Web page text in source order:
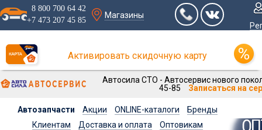
8 800 700 64 42
+7 473 207 45 85
Магазины
Активировать скидочную карту
Автосила СТО - Автосервис нового
45-85
Записаться на
Автозапчасти Акции ONLINE-каталоги
Бренды
Клиентам
Доставка и оплата
Оптовикам